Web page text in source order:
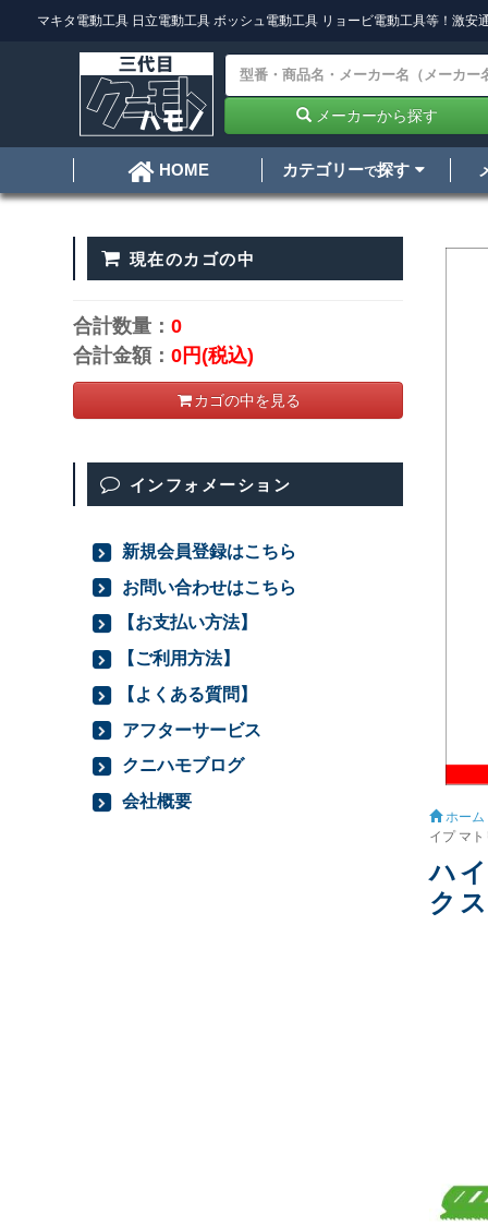
マキタ電動工具 日立電動工具 ボッシュ電動工具 リョービ電動工具等！激安
メーカーから探す
HOME カテゴリーで探す
ホーム
イプ マ
ハ
ク
現在のカゴの中
合計数量：0
合計金額：0円(税込)
カゴの中を見る
インフォメーション
新規会員登録はこちら
お問い合わせはこちら
【お支払い方法】
【ご利用方法】
【よくある質問】
アフターサービス
クニハモブログ
会社概要